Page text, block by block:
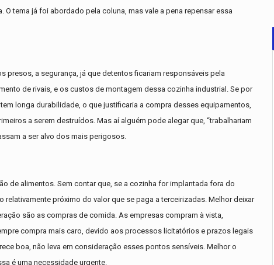
tema já foi abordado pela coluna, mas vale a pena repensar essa
a segurança, já que detentos ficariam responsáveis pela
de rivais, e os custos de montagem dessa cozinha industrial. Se por
longa durabilidade, o que justificaria a compra desses equipamentos,
a serem destruídos. Mas aí alguém pode alegar que, “trabalhariam
a ser alvo dos mais perigosos.
de alimentos. Sem contar que, se a cozinha for implantada fora do
próximo do valor que se paga a terceirizadas. Melhor deixar
são as compras de comida. As empresas compram à vista,
compra mais caro, devido aos processos licitatórios e prazos legais
boa, não leva em consideração esses pontos sensíveis. Melhor o
é uma necessidade urgente.